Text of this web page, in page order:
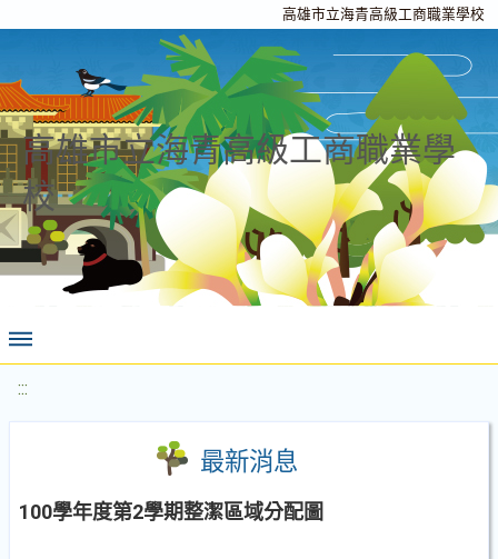
高雄市立海青高級工商職業學校
高雄市立海青高級工商職業學
校
:::
最新消息
100學年度第2學期整潔區域分配圖